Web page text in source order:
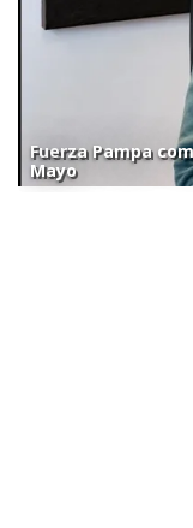
Fuerza Pampa
Mayo